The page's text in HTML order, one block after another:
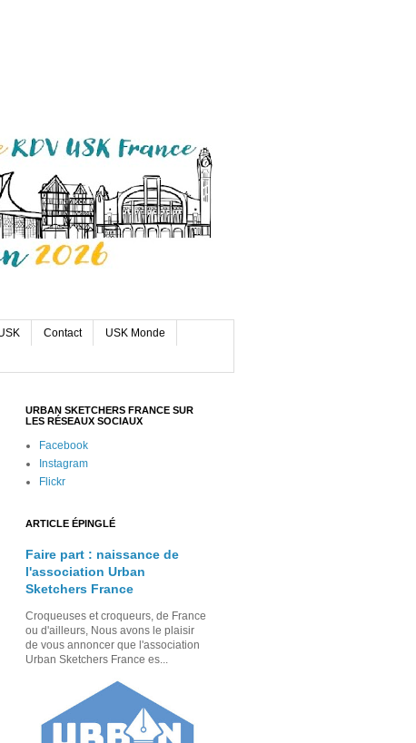
Contact USK Monde
URBAN SKETCHERS FRANCE SUR
LES RÉSEAUX SOCIAUX
Facebook
Instagram
Flickr
ARTICLE ÉPINGLÉ
Faire part : naissance de
l'association Urban
Sketchers France
Croqueuses et croqueurs, de France
ou d'ailleurs, Nous avons le plaisir
de vous annoncer que l'association
Urban Sketchers France es...